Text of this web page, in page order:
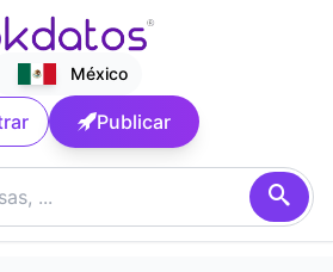
México
Publicar